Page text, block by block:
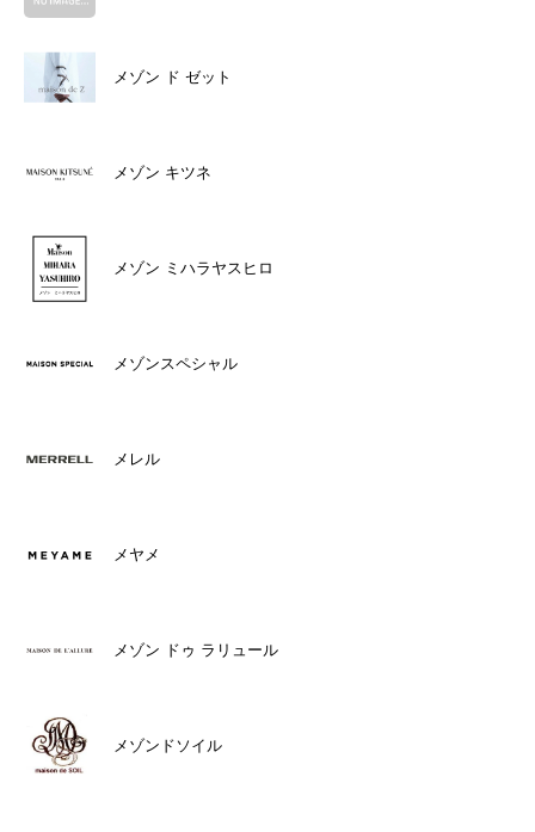
メゾン ド ゼット
メゾン キツネ
メゾン ミハラヤスヒロ
メゾンスペシャル
メレル
メヤメ
メゾン ドゥ ラリュール
メゾンドソイル